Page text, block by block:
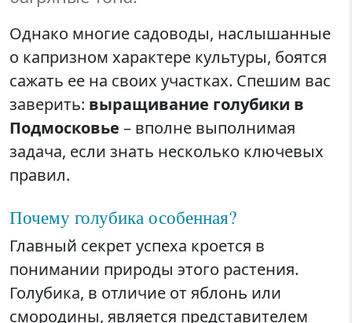
Однако многие садоводы, наслышанные
о капризном характере культуры, боятся
сажать ее на своих участках. Спешим вас
заверить: выращивание голубики в
Подмосковье – вполне выполнимая
задача, если знать несколько ключевых
правил.
Почему голубика особенная?
Главный секрет успеха кроется в
понимании природы этого растения.
Голубика, в отличие от яблонь или
смородины, является представителем